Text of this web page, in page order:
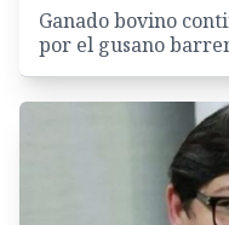
Ganado bovino
por el gusano